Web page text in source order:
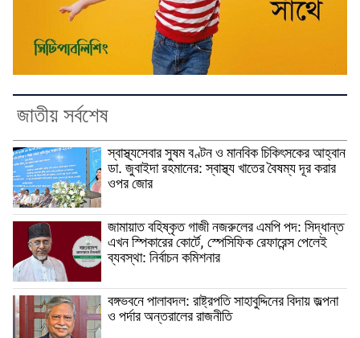
জাতীয় সর্বশেষ
স্বাস্থ্যসেবার সুষম বণ্টন ও মানবিক চিকিৎসকের আহ্বান
ডা. জুবাইদা রহমানের: স্বাস্থ্য খাতের বৈষম্য দূর করার
ওপর জোর
জামায়াত বহিষ্কৃত গাজী নজরুলের এমপি পদ: সিদ্ধান্ত
এখন স্পিকারের কোর্টে, স্পেসিফিক রেফারেন্স পেলেই
ব্যবস্থা: নির্বাচন কমিশনার
বঙ্গভবনে পালাবদল: রাষ্ট্রপতি সাহাবুদ্দিনের বিদায় জল্পনা
ও পর্দার অন্তরালের রাজনীতি